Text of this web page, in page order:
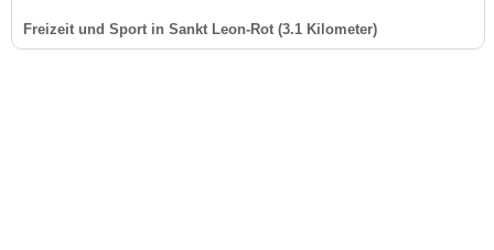
Freizeit und Sport in Sankt Leon-Rot (3.1 Kilometer)